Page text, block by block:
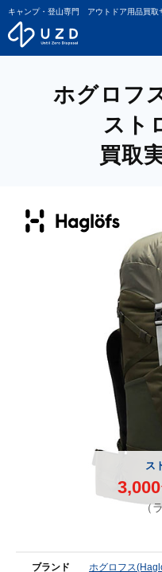
キャンプ・登山専門 アウトドア用品買取
ホグロフ
スト
買取
ス
（
ブランド ホグロフス